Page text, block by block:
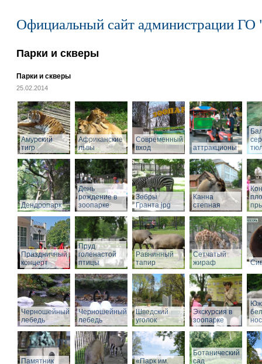
Официальный сайт администрации ГО
Парки и скверы
Парки и скверы
25.02.2014
Амурский
тигр
Африканские
львы
Современный
вход
аттракционы
Дендропарк
День
рождение в
зоопарке
Зебры
Гранта.jpg
Канна
степная
Праздничный
концерт
Пруд
голенастой
птицы
Равнинный
тапир
Сетчатый
жираф
Черношейный
лебедь
Черношейный
лебедь
Шведский
уголок
Экскурсия в
зоопарке
Памятник
«Парк им.
Ботанический
сад